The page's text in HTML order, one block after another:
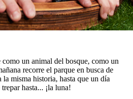
un animal del bosque, como un
recorre el parque en busca de
misma historia, hasta que un día
hasta... ¡la luna!